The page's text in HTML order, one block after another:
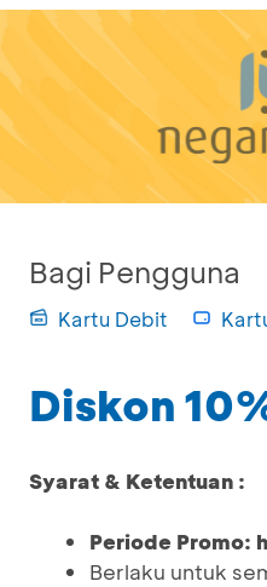
Bagi Pengguna
Kartu Debit
Diskon
Syarat & Ketentuan :
Periode Promo:
Berlaku untuk